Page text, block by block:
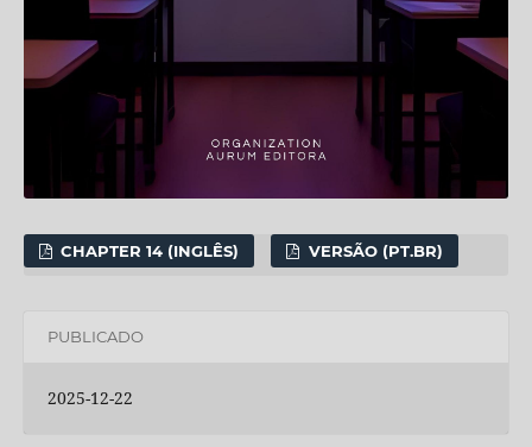
CHAPTER 14 (INGLÊS) VERSÃO (PT.BR)
PUBLICADO
2025-12-22